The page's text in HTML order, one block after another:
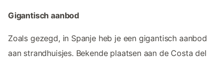
Gigantisch aanbod
Zoals gezegd, in Spanje heb je een gigantisch aanbod
aan strandhuisjes. Bekende plaatsen aan de Costa del